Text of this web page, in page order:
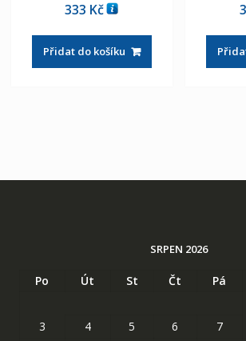
333 Kč
Přidat do košíku
SRPEN 2026
Po Út St Čt Pá
3
4 5 6 7